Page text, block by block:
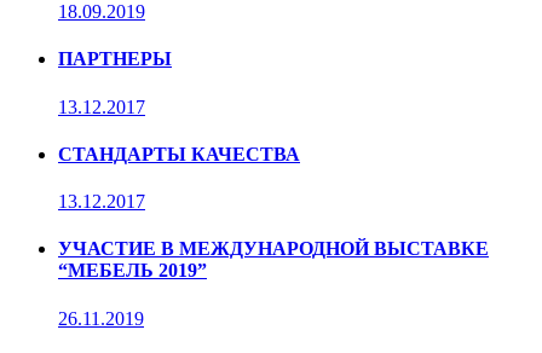
18.09.2019
ПАРТНЕРЫ
13.12.2017
СТАНДАРТЫ КАЧЕСТВА
13.12.2017
УЧАСТИЕ В МЕЖДУНАРОДНОЙ ВЫСТАВКЕ
“МЕБЕЛЬ 2019”
26.11.2019